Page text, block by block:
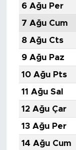
6 Ağu Per
7 Ağu Cum
8 Ağu Cts
9 Ağu Paz
10 Ağu Pts
11 Ağu Sal
12 Ağu Çar
13 Ağu Per
14 Ağu Cum